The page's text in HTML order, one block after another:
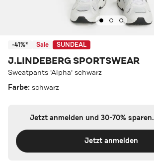
-41%* Sale SUNDEAL
J.LINDEBERG SPORTSWEAR
Sweatpants 'Alpha' schwarz
Farbe: schwarz
Jetzt anmelden und 30-70% sparen.
Jetzt anmelden